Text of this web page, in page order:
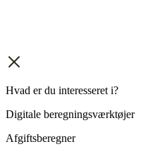
Hvad er du interesseret i?
Digitale beregningsværktøjer
Afgiftsberegner